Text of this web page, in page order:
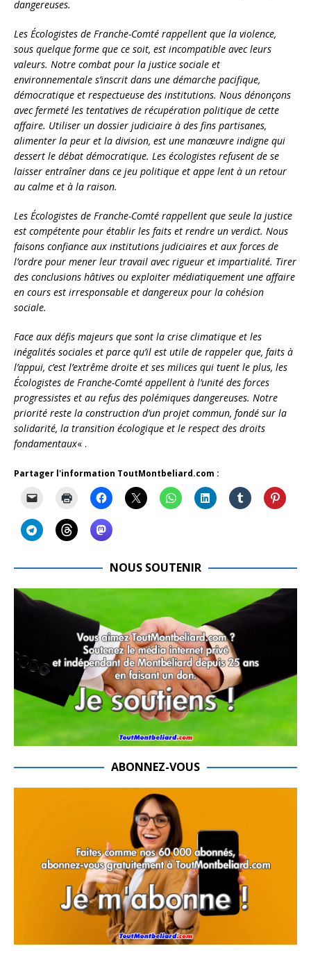
dangereuses.
Les Écologistes de Franche-Comté rappellent que la violence,
sous quelque forme que ce soit, est incompatible avec leurs
valeurs. Notre combat pour la justice sociale et
environnementale s’inscrit dans une démarche pacifique,
démocratique et respectueuse des institutions. Nous dénonçons
avec fermeté les tentatives de récupération politique de cette
affaire. Utiliser un dossier judiciaire à des fins partisanes,
alimenter la peur et la division, est une manœuvre indigne qui
dessert le débat démocratique. Les écologistes refusent de se
laisser entraîner dans ce jeu politique et appe lent à un retour
au calme et à la raison.
Les Écologistes de Franche-Comté rappellent que seule la justice
est compétente pour établir les faits et rendre un verdict. Nous
faisons confiance aux institutions judiciaires et aux forces de
l’ordre pour mener leur travail avec rigueur et impartialité. Tirer
des conclusions hâtives ou exploiter médiatiquement une affaire
en cours est irresponsable et dangereux pour la cohésion
sociale.
Face aux défis majeurs que sont la crise climatique et les
inégalités sociales et parce qu’il est utile de rappeler que, faits à
l’appui, c’est l’extrême droite et ses milices qui tuent le plus, les
Écologistes de Franche-Comté appellent à l’unité des forces
progressistes et au refus des polémiques dangereuses. Notre
priorité reste la construction d’un projet commun, fondé sur la
solidarité, la transition écologique et le respect des droits
fondamentaux« .
Partager l'information ToutMontbeliard.com :
NOUS SOUTENIR
ABONNEZ-VOUS